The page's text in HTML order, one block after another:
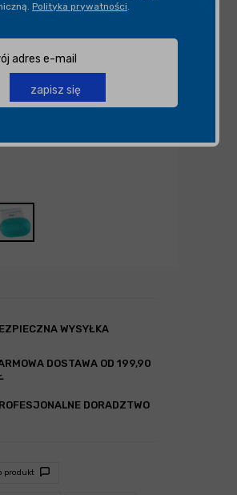
WYSYŁKA
DOSTAWA OD 199,90
DORADZTWO
produkt
Polityka prywatności.
zapisz się